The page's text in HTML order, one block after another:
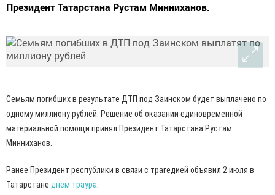
Президент Татарстана Рустам Минниханов.
Семьям погибших в результате ДТП под Заинском будет выплачено по
одному миллиону рублей. Решение об оказании единовременной
материальной помощи принял Президент Татарстана Рустам
Минниханов.
Ранее Президент республики в связи с трагедией объявил 2 июля в
Татарстане днем траура.